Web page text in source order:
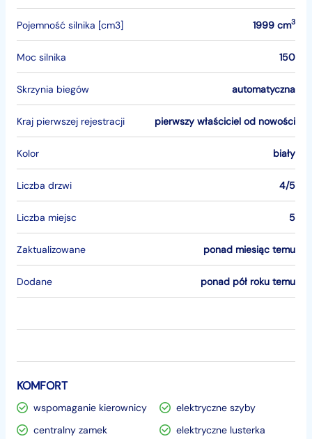
Pojemność silnika [cm3] 1999 cm3
Moc silnika 150
Skrzynia biegów automatyczna
Kraj pierwszej rejestracji pierwszy właściciel od nowości
Kolor biały
Liczba drzwi 4/5
Liczba miejsc 5
Zaktualizowane ponad miesiąc temu
Dodane ponad pół roku temu
KOMFORT
wspomaganie kierownicy
elektryczne szyby
centralny zamek
elektryczne lusterka